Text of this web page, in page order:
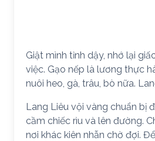
Giật mình tỉnh dậy, nhớ lại
việc. Gạo nếp là lương thực
nuôi heo, gà, trâu, bò nữa.
Lang Liêu vội vàng chuẩn bị
cầm chiếc rìu và lên đường.
nơi khác kiên nhẫn chờ đợi.